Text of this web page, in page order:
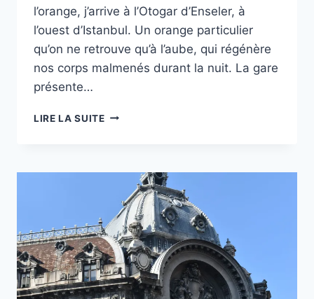
l’orange, j’arrive à l’Otogar d’Enseler, à
l’ouest d’Istanbul. Un orange particulier
qu’on ne retrouve qu’à l’aube, qui régénère
nos corps malmenés durant la nuit. La gare
présente…
LIRE LA SUITEISTANBUL
:
MÉGAPOLE
AUX
PORTES
DE
L’ASIE